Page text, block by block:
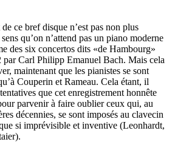
ce bref disque n’est pas non plus
qu’on n’attend pas un piano moderne
des six concertos dits «de Hambourg»
par Carl Philipp Emanuel Bach. Mais cela
maintenant que les pianistes se sont
Couperin et Rameau. Cela étant, il
que cet enregistrement honnête
parvenir à faire oublier ceux qui, au
décennies, se sont imposés au clavecin
si imprévisible et inventive (Leonhardt,